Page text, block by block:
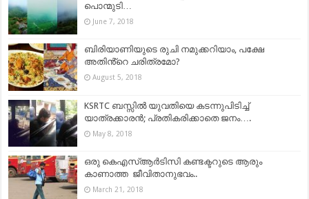
പൊന്മുടി…
June 7, 2018
ബിരിയാണിയുടെ രുചി നമുക്കറിയാം, പക്ഷേ
അതിൻ്റെ ചരിത്രമോ?
August 5, 2018
KSRTC ബസ്സില്‍ യുവതിയെ കടന്നുപിടിച്ച്
യാത്രക്കാരന്‍; പ്രതികരിക്കാതെ ജനം….
May 8, 2018
ഒരു കെഎസ്ആര്‍ടിസി കണ്ടക്ടറുടെ ആരും
കാണാത്ത ജീവിതാനുഭവം..
March 21, 2018